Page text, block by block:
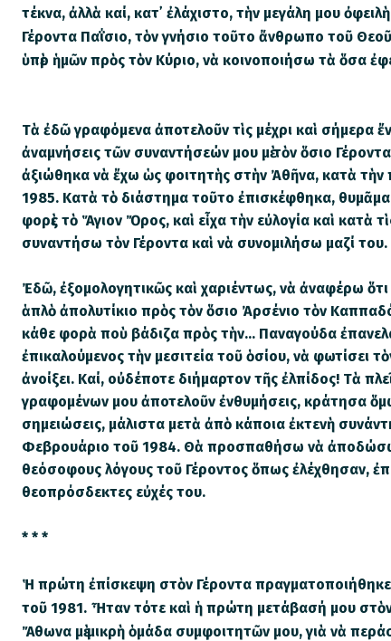
τέκνα, ἀλλὰ καί, κατ᾽ ἐλάχιστο, τὴν μεγάλη μου
Γέροντα Παΐσιο, τὸν γνήσιο τοῦτο ἄνθρωπο τοῦ Θεοῦ
ὑπὲρ ἡμῶν πρὸς τὸν Κύριο, νὰ κοινοποιήσω τὰ ὅσα
Τὰ ἐδῶ γραφόμενα ἀποτελοῦν τὶς μέχρι καὶ σήμερα
ἀναμνήσεις τῶν συναντήσεών μου μὲ τὸν ὅσιο
ἀξιώθηκα νὰ ἔχω ὡς φοιτητὴς στὴν Ἀθῆνα, κατὰ τὴν
1985. Κατὰ τὸ διάστημα τοῦτο ἐπισκέφθηκα,
φορὲς τὸ Ἅγιον Ὄρος, καὶ εἶχα τὴν εὐλογία καὶ κατὰ
συναντήσω τὸν Γέροντα καὶ νὰ συνομιλήσω μαζί του.
Ἐδῶ, ἐξομολογητικῶς καὶ χαριέντως, νὰ ἀναφέρω ὅτι
ἁπλὸ ἀπολυτίκιο πρὸς τὸν ὅσιο Ἀρσένιο τὸν
κάθε φορὰ ποὺ βάδιζα πρὸς τὴν… Παναγούδα
ἐπικαλούμενος τὴν μεσιτεία τοῦ ὁσίου, νὰ φωτίσει
ἀνοίξει. Καί, οὐδέποτε διήμαρτον τῆς ἐλπίδος! Τὰ
γραφομένων μου ἀποτελοῦν ἐνθυμήσεις, κράτησα
σημειώσεις, μάλιστα μετὰ ἀπὸ κάποια ἐκτενὴ
Φεβρουάριο τοῦ 1984. Θὰ προσπαθήσω νὰ
θεόσοφους λόγους τοῦ Γέροντος ὅπως ἐλέχθησαν,
θεοπρόσδεκτες εὐχές του.
* * *
Ἡ πρώτη ἐπίσκεψη στὸν Γέροντα
τοῦ 1981. Ἦταν τότε καὶ ἡ πρώτη μετάβασή μου
Ἄθωνα μὲ μικρὴ ὁμάδα συμφοιτητῶν μου, γιὰ νὰ